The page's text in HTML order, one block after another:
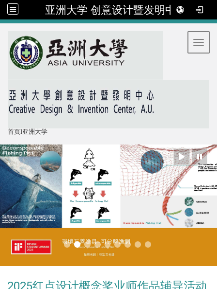
亚洲大学 创意设计暨发明中心
首页I亚洲大学
2025红点设计概念奖业师作品辅导活动